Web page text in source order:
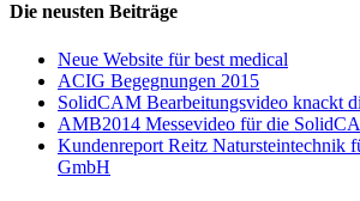
Die neusten Beiträge
Neue Website für best medical
ACIG Begegnungen 2015
SolidCAM Bearbeitungsvideo knackt
AMB2014 Messevideo für die
Kundenreport Reitz Natursteintechnik
GmbH